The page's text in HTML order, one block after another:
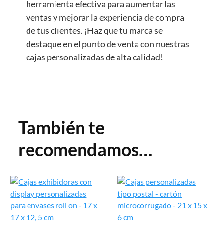
herramienta efectiva para aumentar las
ventas y mejorar la experiencia de compra
de tus clientes. ¡Haz que tu marca se
destaque en el punto de venta con nuestras
cajas personalizadas de alta calidad!
También te
recomendamos…